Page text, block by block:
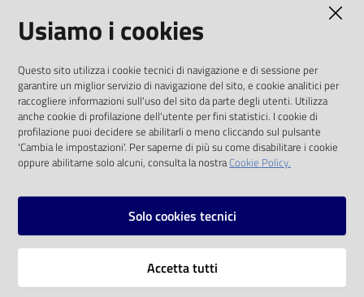
Eventi
Chiedi al
bibliotecario
Avvisi
Orari
solo alle condizioni previste dalla direttiva
comunitaria 2003/98/CE e dal d.lgs. 36/2006
SOCIAL
Instagram
Vai alla pagina
Usiamo i cookies
Questo sito utilizza i cookie tecnici di navigazione e di sessione per
garantire un miglior servizio di navigazione del sito, e cookie analitici per
raccogliere informazioni sull'uso del sito da parte degli utenti. Utilizza
anche cookie di profilazione dell'utente per fini statistici. I cookie di
profilazione puoi decidere se abilitarli o meno cliccando sul pulsante
'Cambia le impostazioni'. Per saperne di più su come disabilitare i cookie
oppure abilitarne solo alcuni, consulta la nostraCookie Policy.
Solo cookies tecnici
Accetta tutti